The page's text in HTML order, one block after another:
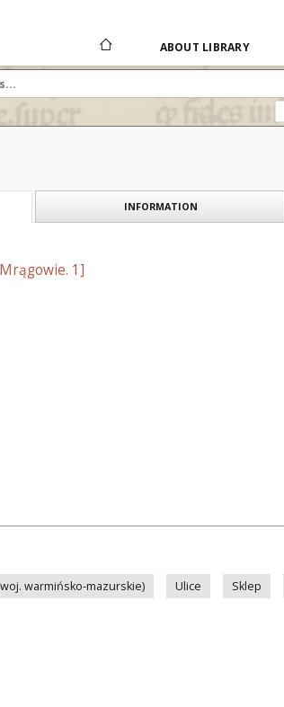
ABOUT LIBRARY
INFORMATION
1]
warmińsko-mazurskie) Ulice Sklep